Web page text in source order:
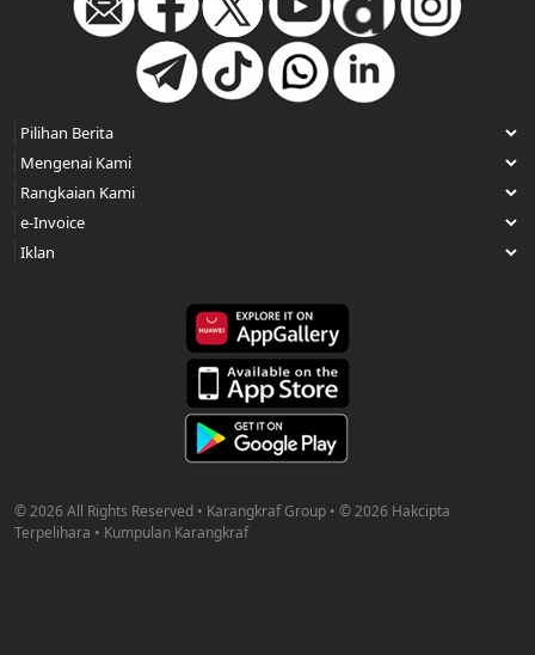
© 2026 All Rights Reserved • Karangkraf Group • © 2026 Hakcipta
Terpelihara • Kumpulan Karangkraf